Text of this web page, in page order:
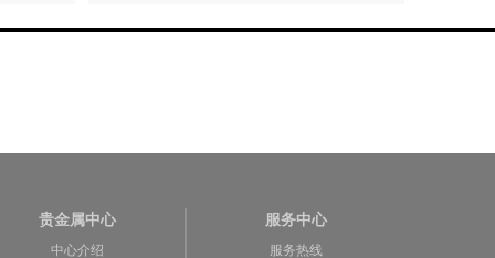
贵金属中心
中心介绍
服务中心
服务热线